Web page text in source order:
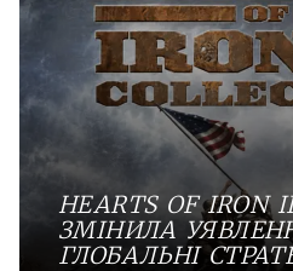
HEARTS OF
ЗМІНИЛА
ГЛОБАЛЬНІ